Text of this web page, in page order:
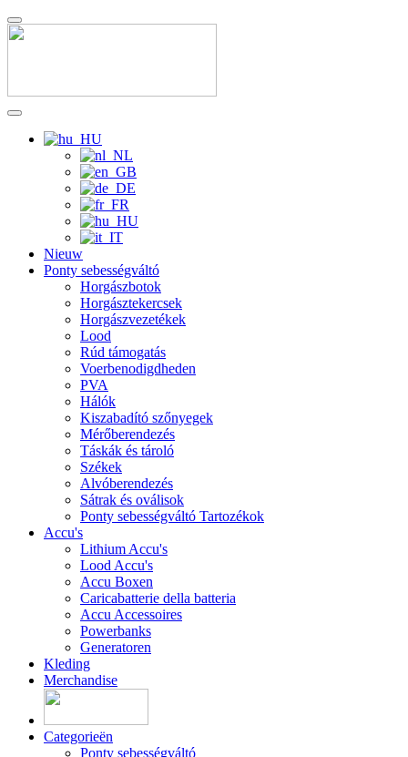
Nieuw
Ponty sebességváltó
Horgászbotok
Horgásztekercsek
Horgászvezetékek
Lood
Rúd támogatás
Voerbenodigdheden
PVA
Hálók
Kiszabadító szőnyegek
Mérőberendezés
Táskák és tároló
Székek
Alvóberendezés
Sátrak és oválisok
Ponty sebességváltó Tartozékok
Accu's
Lithium Accu's
Lood Accu's
Accu Boxen
Caricabatterie della batteria
Accu Accessoires
Powerbanks
Generatoren
Kleding
Merchandise
Categorieën
Ponty sebességváltó